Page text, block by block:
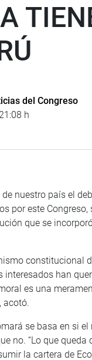
del Congreso
h
nuestro país el
por este
que se
constitucional
han
es una
acotó.
se basa en si
no. “Lo que
la cartera de